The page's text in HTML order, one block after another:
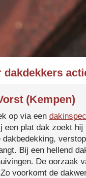
(Kempen)
op via een
een plat dak zoekt hij
dakbedekking,
Bij een hellend
De oorzaak
voorkomt de